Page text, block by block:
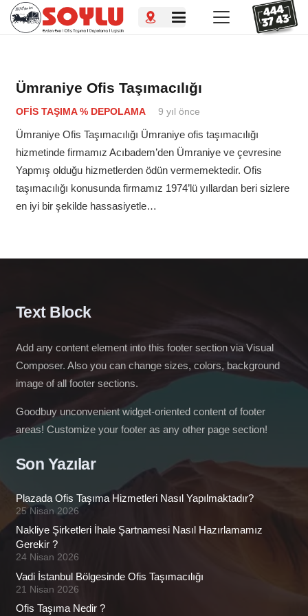
Ümraniye Ofis Taşımacılığı
OFIS TAŞIMA % DEPOLAMA 9 yıl önce
Ümraniye Ofis Taşımacılığı Ümraniye ofis taşımacılığı
hizmetinde firmamız Acıbadem’den Ümraniye ve çevresine
Yapmış olduğu hizmetlerden ödün vermemektedir. Ofis
taşımacılığı konusunda firmamız 1974’lü yıllardan beri sizlere
en iyi bir şekilde hassasiyetle…
Text Block
Add any content element into this footer section via Visual
Composer. Also you can change sizes, colors, background
image of all footer sections.
Goodbuy unconvenient widget-oriented content of footer
areas! Customize your footer as any other page section!
Son Yazılar
Plazada Ofis Taşıma Hizmetleri Nasıl Yapılmaktadır?
25 Nisan 2026
Nakliye Şirketleri İhale Şartnamesi Nasıl Hazırlamamız
Gerekir ?
24 Nisan 2026
Vadi İstanbul Bölgesinde Ofis Taşımacılığı
21 Nisan 2026
Ofis Taşıma Nedir ?